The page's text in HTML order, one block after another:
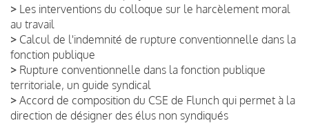
> Les interventions du colloque sur le harcèlement moral
au travail
> Calcul de l'indemnité de rupture conventionnelle dans la
fonction publique
> Rupture conventionnelle dans la fonction publique
territoriale, un guide syndical
> Accord de composition du CSE de Flunch qui permet à la
direction de désigner des élus non syndiqués